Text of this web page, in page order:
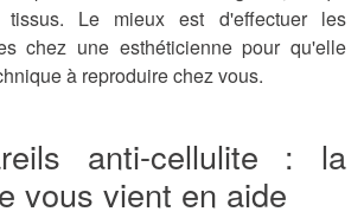
tissus. Le mieux est d'effectuer les
chez une esthéticienne pour qu'elle
à reproduire chez vous.
anti-cellulite : la
vous vient en aide